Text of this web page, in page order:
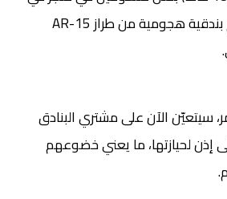
14 أيار/مايو باستخدام بندقية هجومية من طراز AR-15
سيتعيّن الآن على مشتري البنادق
إذن لحيازتها، ما يعني خضوعهم